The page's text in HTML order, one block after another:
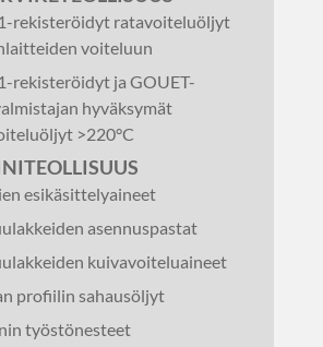
rekisteröidyt ratavoiteluöljyt
voiteluun
rekisteröidyt ja GOUET-
hyväksymät
>220°C
esikäsittelyaineet
asennuspastat
kuivavoiteluaineet
profiilin sahausöljyt
työstönesteet